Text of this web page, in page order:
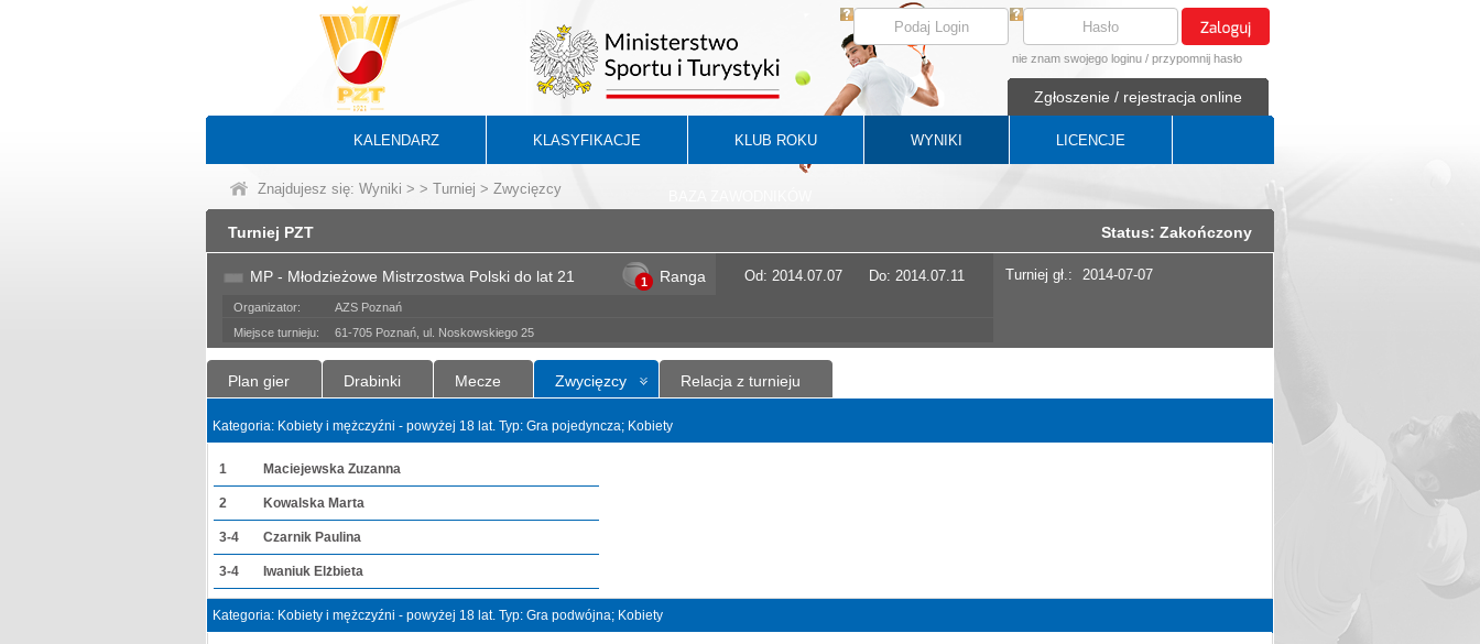
nie znam swojego loginu / przypomnij hasło
Zgłoszenie / rejestracja online
KALENDARZ KLASYFIKACJE KLUB ROKU WYNIKI LICENCJE
Znajdujesz się: Wyniki > > Turniej > Zwycięzcy
Turniej PZT Status: Zakończony
MP - Młodzieżowe Mistrzostwa Polski do lat 21 1 Ranga Od: 2014.07.07 Do: 2014.07.11
Organizator:
AZS Poznań
Miejsce turnieju:
61-705 Poznań, ul. Noskowskiego 25
Turniej gł.: 2014-07-07
Plan gier Drabinki Mecze Zwycięzcy Relacja z turnieju
Kategoria: Kobiety i mężczyźni - powyżej 18 lat. Typ: Gra pojedyncza; Kobiety
1 Maciejewska Zuzanna
2 Kowalska Marta
3-4 Czarnik Paulina
3-4 Iwaniuk Elżbieta
Kategoria: Kobiety i mężczyźni - powyżej 18 lat. Typ: Gra podwójna; Kobiety